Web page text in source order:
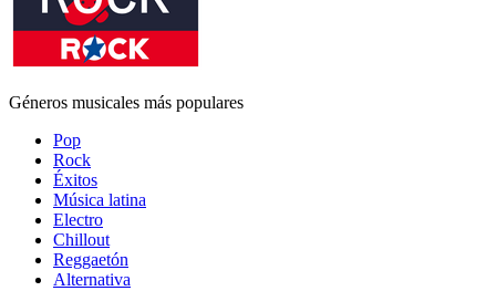
Géneros musicales más populares
Pop
Rock
Éxitos
Música latina
Electro
Chillout
Reggaetón
Alternativa